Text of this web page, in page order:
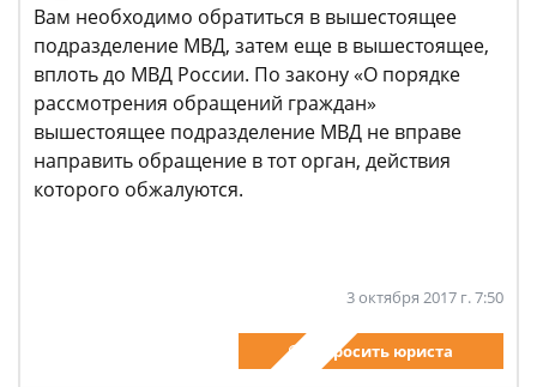
Вам необходимо обратиться в вышестоящее
подразделение МВД, затем еще в вышестоящее,
вплоть до МВД России. По закону «О порядке
рассмотрения обращений граждан»
вышестоящее подразделение МВД не вправе
направить обращение в тот орган, действия
которого обжалуются.
3 октября 2017 г. 7:50
Спросить юриста